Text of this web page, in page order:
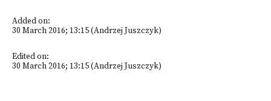
Added on:
30 March 2016; 13:15 (Andrzej Juszczyk)
Edited on:
30 March 2016; 13:15 (Andrzej Juszczyk)